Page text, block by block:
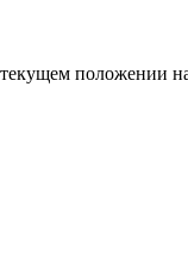
положении